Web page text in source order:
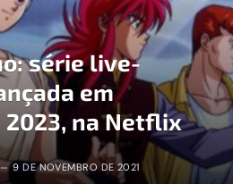
série live-
em
2023, na Netflix
9 DE NOVEMBRO DE 2021